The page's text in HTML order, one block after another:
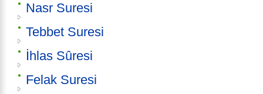
Nasr Suresi
Tebbet Suresi
İhlas Sûresi
Felak Suresi